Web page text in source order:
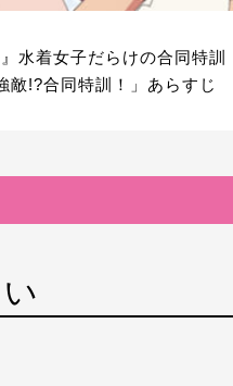
水着女子だらけの合同特訓
敵!?合同特訓！」あらすじ